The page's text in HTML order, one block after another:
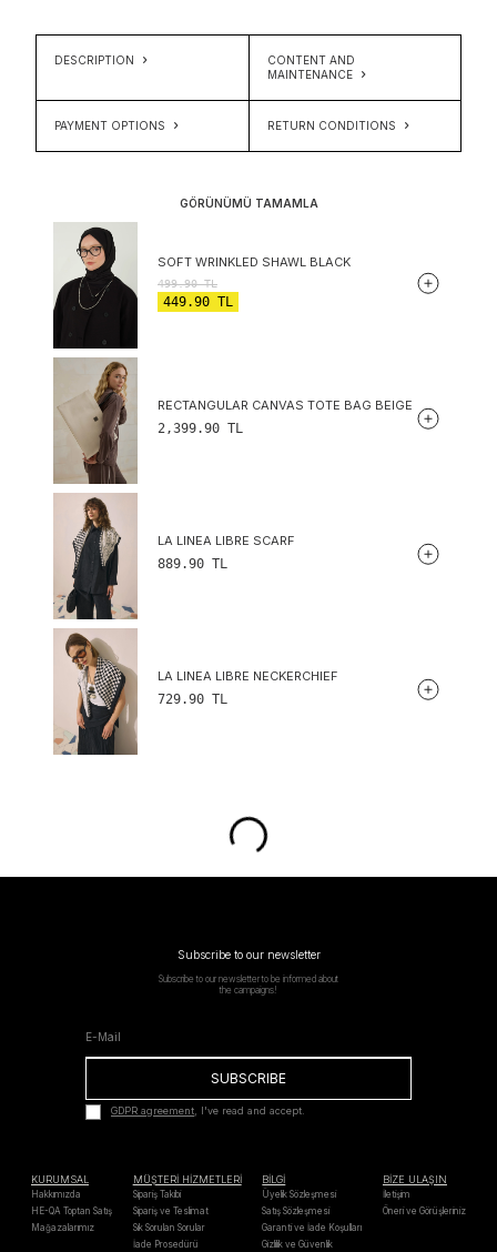
DESCRIPTION
CONTENT AND
MAINTENANCE
PAYMENT OPTIONS RETURN CONDITIONS
GÖRÜNÜMÜ TAMAMLA
SOFT WRINKLED SHAWL BLACK
499.90TL
449.90 TL
RECTANGULAR CANVAS TOTE BAG BEIGE
2,399.90 TL
LA LINEA LIBRE SCARF
889.90 TL
LA LINEA LIBRE NECKERCHIEF
729.90 TL
Subscribe to our newsletter
Subscribe to our newsletter to be informed about
the campaigns!
SUBSCRIBE
GDPR agreement, I've read and accept.
KURUMSAL
Hakkımızda
HE-QA Toptan Satış
Mağazalarımız
MÜŞTERİ HİZMETLERİ
Sipariş Takibi
Sipariş ve Teslimat
Sık Sorulan Sorular
İade Prosedürü
BİLGİ
Üyelik Sözleşmesi
Satış Sözleşmesi
Garanti ve İade Koşulları
Gizlilik ve Güvenlik
BİZE ULAŞIN
İletişim
Öneri ve Görüşleriniz